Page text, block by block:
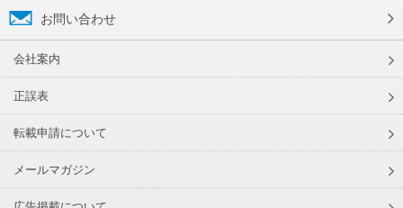
お問い合わせ
会社案内
正誤表
転載申請について
メールマガジン